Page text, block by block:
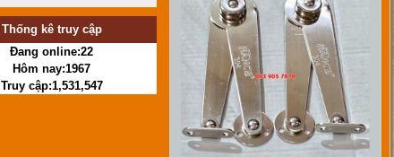
Thống kê truy cập
Đang online:22
Hôm nay:1967
Truy cập:1,531,547